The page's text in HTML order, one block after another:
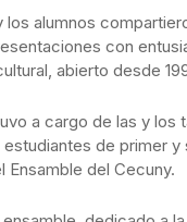
los alumnos
con
abierto desde
a cargo de las y los
de primer
del Cecuny.